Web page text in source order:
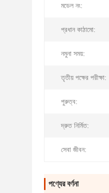
মডেল নং:
প্রধান কাঠামো:
নমুনা সময়:
তৃতীয় পক্ষের পরীক্ষা:
পুরুত্ব:
দ্রুত নির্মিত:
সেবা জীবন:
পণ্যের বর্ণনা